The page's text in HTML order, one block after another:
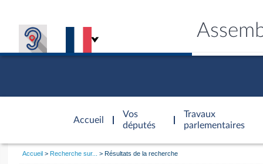
Accueil
d'accueil
Vos
députés
Travaux
parlementaires
Vous
Accueil Recherche sur... Résultats de la recherche